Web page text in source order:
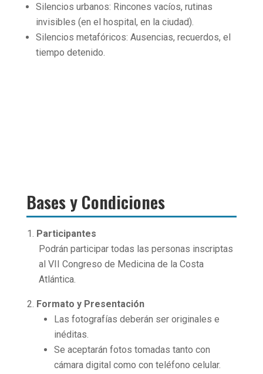
Silencios urbanos: Rincones vacíos, rutinas
invisibles (en el hospital, en la ciudad).
Silencios metafóricos: Ausencias, recuerdos, el
tiempo detenido.
Bases y Condiciones
Participantes
Podrán participar todas las personas inscriptas
al VII Congreso de Medicina de la Costa
Atlántica.
Formato y Presentación
Las fotografías deberán ser originales e
inéditas.
Se aceptarán fotos tomadas tanto con
cámara digital como con teléfono celular.